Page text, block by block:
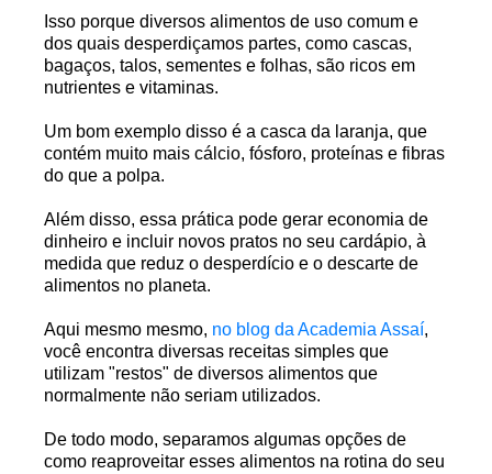
Isso porque diversos alimentos de uso comum e
dos quais desperdiçamos partes, como cascas,
bagaços, talos, sementes e folhas, são ricos em
nutrientes e vitaminas.
Um bom exemplo disso é a casca da laranja, que
contém muito mais cálcio, fósforo, proteínas e fibras
do que a polpa.
Além disso, essa prática pode gerar economia de
dinheiro e incluir novos pratos no seu cardápio, à
medida que reduz o desperdício e o descarte de
alimentos no planeta.
Aqui mesmo mesmo, no blog da Academia Assaí,
você encontra diversas receitas simples que
utilizam "restos" de diversos alimentos que
normalmente não seriam utilizados.
De todo modo, separamos algumas opções de
como reaproveitar esses alimentos na rotina do seu